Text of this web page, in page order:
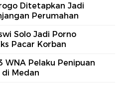
Ditetapkan Jadi
Perumahan
Solo Jadi Porno
Pacar Korban
WNA Pelaku Penipuan
Medan